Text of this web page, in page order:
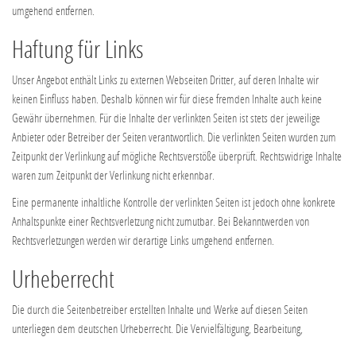
umgehend entfernen.
Haftung für Links
Unser Angebot enthält Links zu externen Webseiten Dritter, auf deren Inhalte wir
keinen Einfluss haben. Deshalb können wir für diese fremden Inhalte auch keine
Gewähr übernehmen. Für die Inhalte der verlinkten Seiten ist stets der jeweilige
Anbieter oder Betreiber der Seiten verantwortlich. Die verlinkten Seiten wurden zum
Zeitpunkt der Verlinkung auf mögliche Rechtsverstöße überprüft. Rechtswidrige Inhalte
waren zum Zeitpunkt der Verlinkung nicht erkennbar.
Eine permanente inhaltliche Kontrolle der verlinkten Seiten ist jedoch ohne konkrete
Anhaltspunkte einer Rechtsverletzung nicht zumutbar. Bei Bekanntwerden von
Rechtsverletzungen werden wir derartige Links umgehend entfernen.
Urheberrecht
Die durch die Seitenbetreiber erstellten Inhalte und Werke auf diesen Seiten
unterliegen dem deutschen Urheberrecht. Die Vervielfältigung, Bearbeitung,